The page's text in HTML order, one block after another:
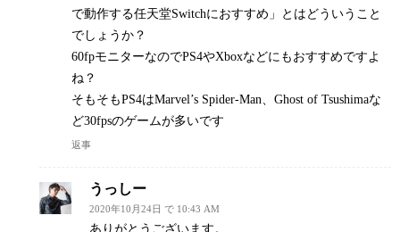
で動作する任天堂Switchにおすすめ」とはどういうこと
でしょうか？
60fpモニターなのでPS4やXboxなどにもおすすめですよ
ね？
そもそもPS4はMarvel’s Spider-Man、Ghost of Tsushimaな
ど30fpsのゲームが多いです
返事
うっしー
2020年10月24日 で 10:43 AM
ありがとうございます。